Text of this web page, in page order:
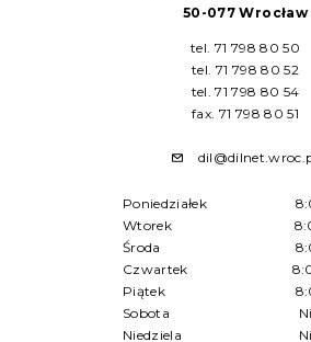
50-077 Wrocław
tel. 71 798 80 50
tel. 71 798 80 52
tel. 71 798 80 54
fax. 71 798 80 51
Poniedziałek
Wtorek
Środa
Czwartek
Piątek
Sobota
Niedziela